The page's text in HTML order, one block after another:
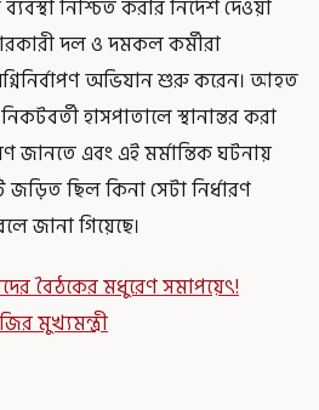
নিশ্চিত করার নির্দেশ দেওয়া
দল ও দমকল কর্মীরা
অভিযান শুরু করেন। আহত
হাসপাতালে স্থানান্তর করা
জানতে এবং এই মর্মান্তিক ঘটনায়
জড়িত ছিল কিনা সেটা নির্ধারণ
জানা গিয়েছে।
বৈঠকের মধুরেণ সমাপয়েৎ!
মুখ্যমন্ত্রী